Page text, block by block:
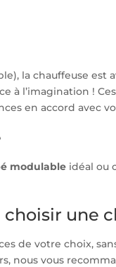
la chauffeuse
à l’imagination !
en accord avec
modulable idéal ou
une
de votre choix,
nous vous